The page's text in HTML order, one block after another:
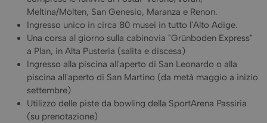
Meltina/Mölten, San Genesio, Maranza e Renon.
Ingresso unico in circa 80 musei in tutto l'Alto Adige.
Una corsa al giorno sulla cabinovia "Grünboden Express"
a Plan, in Alta Pusteria (salita e discesa)
Ingresso alla piscina all'aperto di San Leonardo o alla
piscina all'aperto di San Martino (da metà maggio a inizio
settembre)
Utilizzo delle piste da bowling della SportArena Passiria
(su prenotazione)